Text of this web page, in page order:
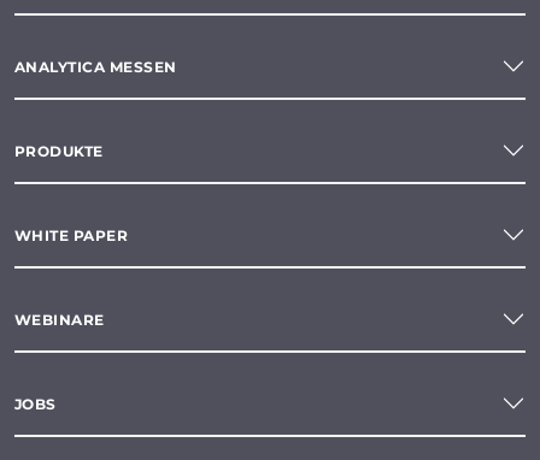
ANALYTICA MESSEN
PRODUKTE
WHITE PAPER
WEBINARE
JOBS